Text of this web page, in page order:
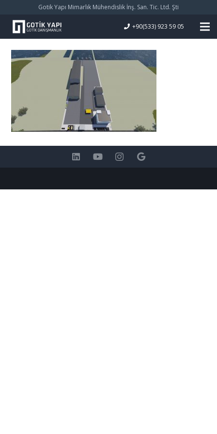
Gotik Yapı Mimarlık Mühendislik İnş. San. Tic. Ltd. Şti
+90(533) 923 59 05